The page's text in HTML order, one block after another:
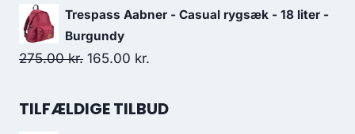
price
was:
54.00 kr..
price
20.00 kr..
Trespass Aabner - Casual rygsæk - 18 liter -
Burgundy
275.00kr. Original
was:
165.00 kr.
is:
TILFÆLDIGE TILBUD